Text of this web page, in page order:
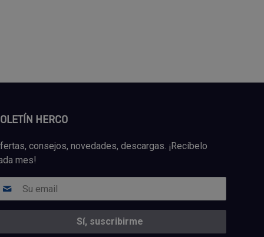
HERCO
consejos, novedades, descargas. ¡Recíbelo
mes!